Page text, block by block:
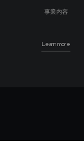
事業内容
Learn more